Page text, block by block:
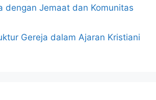
dengan Jemaat dan Komunitas
Gereja dalam Ajaran Kristiani